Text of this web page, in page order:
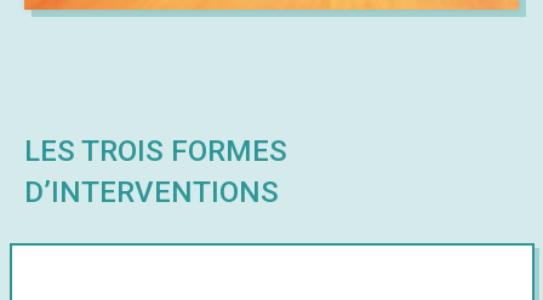
LES TROIS FORMES
D’INTERVENTIONS